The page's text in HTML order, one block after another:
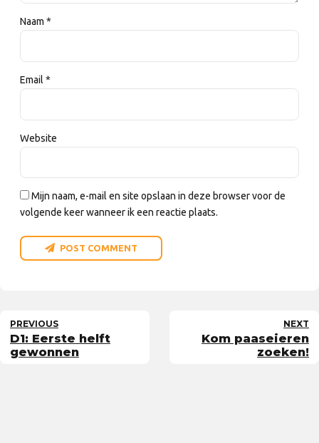
Naam *
Email *
Website
Mijn naam, e-mail en site opslaan in deze browser voor de
volgende keer wanneer ik een reactie plaats.
POST COMMENT
PREVIOUS
D1: Eerste helft
gewonnen
NEXT
Kom paaseieren
zoeken!